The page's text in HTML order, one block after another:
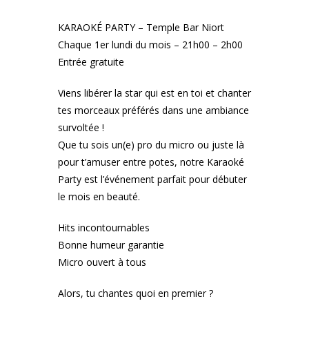
KARAOKÉ PARTY – Temple Bar Niort
Chaque 1er lundi du mois – 21h00 – 2h00
Entrée gratuite
Viens libérer la star qui est en toi et chanter
tes morceaux préférés dans une ambiance
survoltée !
Que tu sois un(e) pro du micro ou juste là
pour t’amuser entre potes, notre Karaoké
Party est l’événement parfait pour débuter
le mois en beauté.
Hits incontournables
Bonne humeur garantie
Micro ouvert à tous
Alors, tu chantes quoi en premier ?